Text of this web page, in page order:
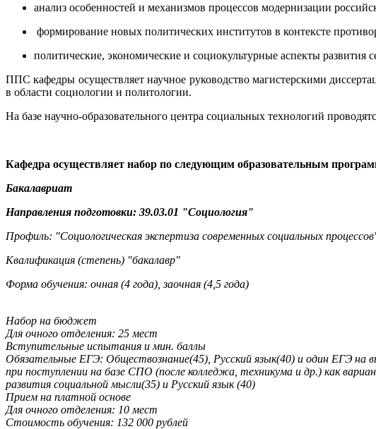
анализ особенностей и механизмов процессов модернизации
формирование новых политических институтов в контексте
политические, экономические и социокультурные аспекты развития
ППС кафедры осуществляет научное руководство магистерскими
в области социологии и политологии.
На базе научно-образовательного центра социальных технологий
Кафедра осуществляет набор по следующим образовательным
Бакалавриат
Направления подготовки: 39.03.01 "Социология"
Профиль: "Социологическая экспертиза современных социальных
Квалификация (степень) "бакалавр"
Форма обучения: очная (4 года), заочная (4,5 года)
Набор на бюджет
Для очного отделения: 25 мест
Вступительные испытания и мин. баллы
Обязательные ЕГЭ: Обществознание(45), Русский язык(40) и один ЕГЭ
при поступлении на базе СПО (после колледжа, техникума и др.) как
развития социальной мысли(35) и Русский язык (40)
Прием на платной основе
Для очного отделения: 10 мест
Стоимость обучения: 132 000 рублей